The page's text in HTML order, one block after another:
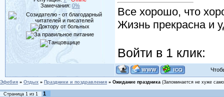
Замечания: 0%
Все хорошо, что
Жизнь прекрасна и
Войти в 1 клик:
Эфебия » Отдых » Праздники и поздравления » Ожидание праздника (Запоминается не хуже
Страница 1 из 1 1